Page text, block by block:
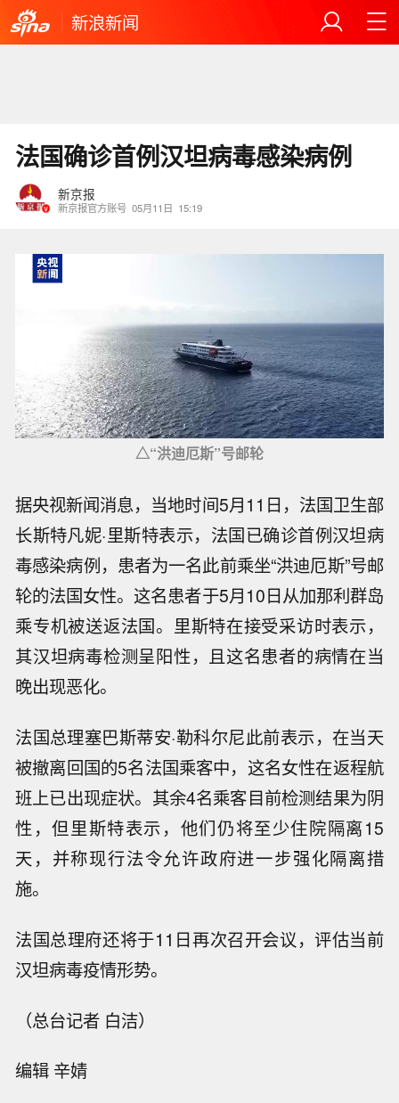
新浪新闻
法国确诊首例汉坦病毒感染病例
新京报
新京报官方账号 05月11日 15:19
△“洪迪厄斯”号邮轮
据央视新闻消息，当地时间5月11日，法国卫生部
长斯特凡妮·里斯特表示，法国已确诊首例汉坦病
毒感染病例，患者为一名此前乘坐“洪迪厄斯”号邮
轮的法国女性。这名患者于5月10日从加那利群岛
乘专机被送返法国。里斯特在接受采访时表示，
其汉坦病毒检测呈阳性，且这名患者的病情在当
晚出现恶化。
法国总理塞巴斯蒂安·勒科尔尼此前表示，在当天
被撤离回国的5名法国乘客中，这名女性在返程航
班上已出现症状。其余4名乘客目前检测结果为阴
性，但里斯特表示，他们仍将至少住院隔离15
天，并称现行法令允许政府进一步强化隔离措
施。
法国总理府还将于11日再次召开会议，评估当前
汉坦病毒疫情形势。
（总台记者 白洁）
编辑 辛婧